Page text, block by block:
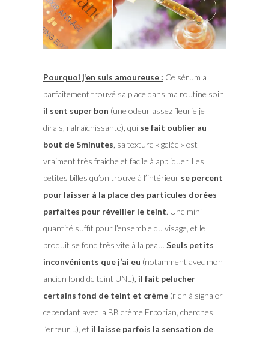
Pourquoi j’en suis amoureuse : Ce sérum a
parfaitement trouvé sa place dans ma routine soin,
il sent super bon (une odeur assez fleurie je
dirais, rafraîchissante), qui se fait oublier au
bout de 5minutes, sa texture « gelée » est
vraiment très fraiche et facile à appliquer. Les
petites billes qu’on trouve à l’intérieur se percent
pour laisser à la place des particules dorées
parfaites pour réveiller le teint. Une mini
quantité suffit pour l’ensemble du visage, et le
produit se fond très vite à la peau. Seuls petits
inconvénients que j’ai eu (notamment avec mon
ancien fond de teint UNE), il fait pelucher
certains fond de teint et crème(rien à signaler
cependant avec la BB crème Erborian, cherches
l’erreur…), et il laisse parfois la sensation de